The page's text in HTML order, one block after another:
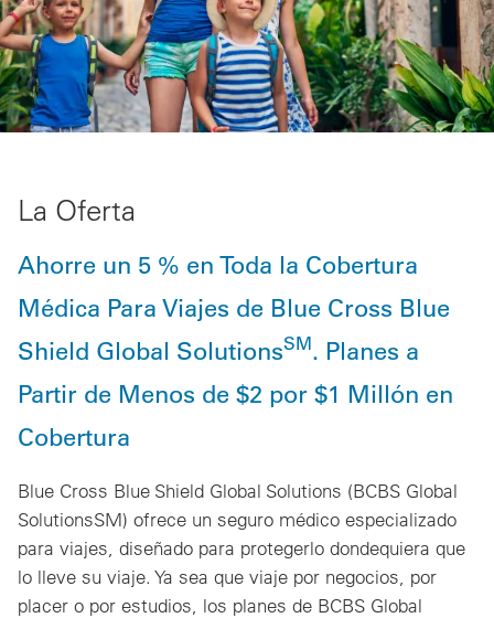
La Oferta
Ahorre un 5 % en Toda la Cobertura
Médica Para Viajes de Blue Cross Blue
Shield Global SolutionsSM. Planes a
Partir de Menos de $2 por $1 Millón en
Cobertura
Blue Cross Blue Shield Global Solutions (BCBS Global
SolutionsSM) ofrece un seguro médico especializado
para viajes, diseñado para protegerlo dondequiera que
lo lleve su viaje. Ya sea que viaje por negocios, por
placer o por estudios, los planes de BCBS Global